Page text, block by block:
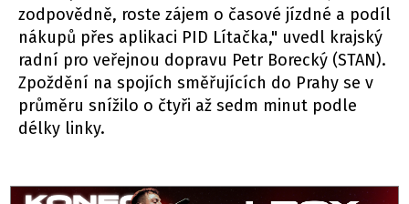
zodpovědně, roste zájem o časové jízdné a podíl
nákupů přes aplikaci PID Lítačka," uvedl krajský
radní pro veřejnou dopravu Petr Borecký (STAN).
Zpoždění na spojích směřujících do Prahy se v
průměru snížilo o čtyři až sedm minut podle
délky linky.